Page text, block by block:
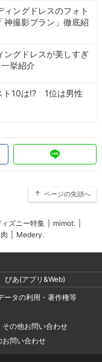
ィングドレスのフォト
撮影プラン」徹底紹
ングドレスが美しすぎ
挙紹介
ト10は!? 1位は男性
ページの先頭へ
ズニー特集 mimot.
Medery.
ぴあ(アプリ&Web)
ータの利用・著作権等
の他お問い合わせ
問い合わせ